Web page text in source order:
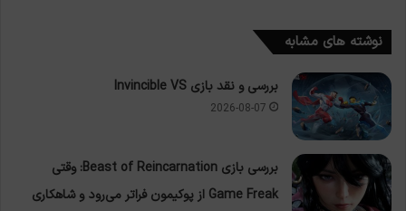
نوشته های مشابه
بررسی و نقد بازی Invincible VS
2026-08-07
بررسی بازی Beast of Reincarnation: وقتی
Game Freak از پوکیمون فراتر می‌رود و شاهکاری